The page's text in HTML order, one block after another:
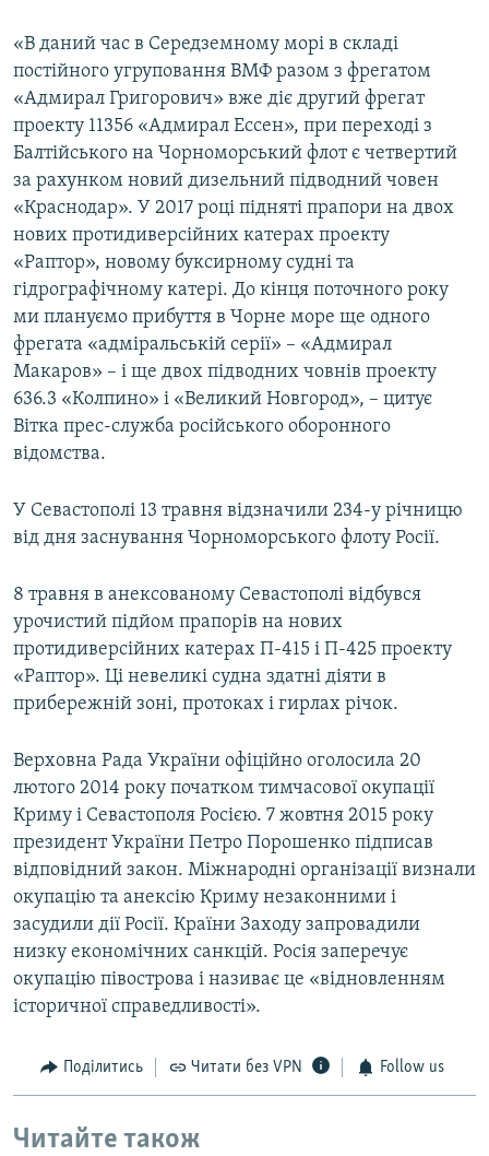
«В даний час в Середземному морі в складі
постійного угруповання ВМФ разом з фрегатом
«Адмирал Григорович» вже діє другий фрегат
проекту 11356 «Адмирал Ессен», при переході з
Балтійського на Чорноморський флот є четвертий
за рахунком новий дизельний підводний човен
«Краснодар». У 2017 році підняті прапори на двох
нових протидиверсійних катерах проекту
«Раптор», новому буксирному судні та
гідрографічному катері. До кінця поточного року
ми плануємо прибуття в Чорне море ще одного
фрегата «адміральській серії» – «Адмирал
Макаров» – і ще двох підводних човнів проекту
636.3 «Колпино» і «Великий Новгород», – цитує
Вітка прес-служба російського оборонного
відомства.
У Севастополі 13 травня відзначили 234-у річницю
від дня заснування Чорноморського флоту Росії.
8 травня в анексованому Севастополі відбувся
урочистий підйом прапорів на нових
протидиверсійних катерах П-415 і П-425 проекту
«Раптор». Ці невеликі судна здатні діяти в
прибережній зоні, протоках і гирлах річок.
Верховна Рада України офіційно оголосила 20
лютого 2014 року початком тимчасової окупації
Криму і Севастополя Росією. 7 жовтня 2015 року
президент України Петро Порошенко підписав
відповідний закон. Міжнародні організації визнали
окупацію та анексію Криму незаконними і
засудили дії Росії. Країни Заходу запровадили
низку економічних санкцій. Росія заперечує
окупацію півострова і називає це «відновленням
історичної справедливості».
Поділитись Читати без VPN Follow us
Читайте також